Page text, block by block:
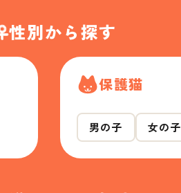
性別から探す
保護猫
男の子 女の子